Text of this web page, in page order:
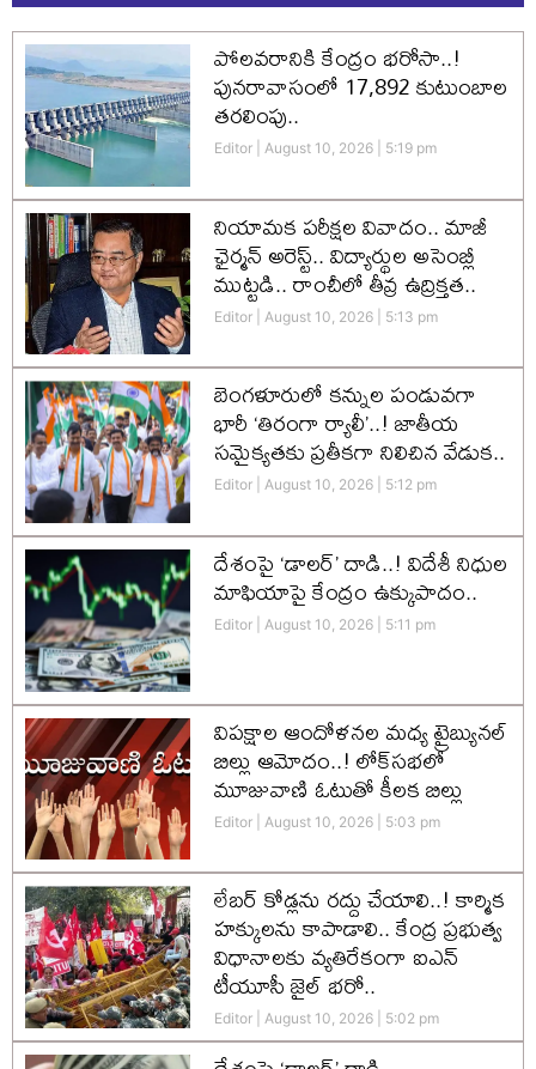
పోలవరానికి కేంద్రం భరోసా..!
పునరావాసంలో 17,892 కుటుంబాల
తరలింపు..
Editor August 10, 2026 5:19 pm
నియామక పరీక్షల వివాదం.. మాజీ
ఛైర్మన్ అరెస్ట్.. విద్యార్థుల అసెంబ్లీ
ముట్టడి.. రాంచీలో తీవ్ర ఉద్రిక్తత..
Editor August 10, 2026 5:13 pm
బెంగళూరులో కన్నుల పండువగా
భారీ ‘తిరంగా ర్యాలీ’..! జాతీయ
సమైక్యతకు ప్రతీకగా నిలిచిన వేడుక..
Editor August 10, 2026 5:12 pm
దేశంపై ‘డాలర్’ దాడి..! విదేశీ నిధుల
మాఫియాపై కేంద్రం ఉక్కుపాదం..
Editor August 10, 2026 5:11 pm
విపక్షాల ఆందోళనల మధ్య ట్రైబ్యునల్
బిల్లు ఆమోదం..! లోక్‌సభలో
మూజువాణి ఓటుతో కీలక బిల్లు
Editor August 10, 2026 5:03 pm
లేబర్ కోడ్లను రద్దు చేయాలి..! కార్మిక
హక్కులను కాపాడాలి.. కేంద్ర ప్రభుత్వ
విధానాలకు వ్యతిరేకంగా ఐఎన్
టీయూసీ జైల్ భరో..
Editor August 10, 2026 5:02 pm